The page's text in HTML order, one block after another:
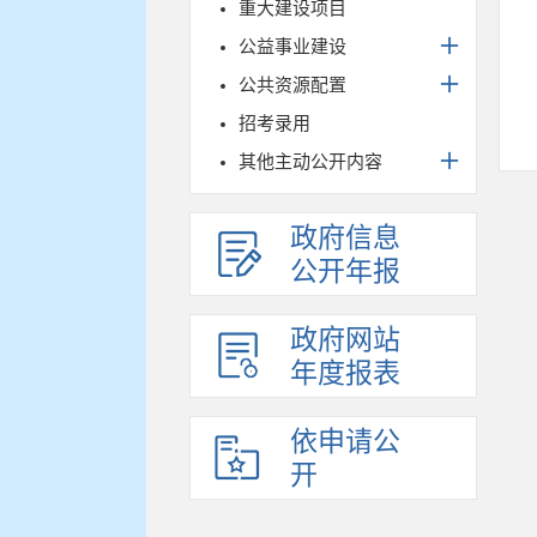
重大建设项目
公益事业建设
公共资源配置
招考录用
其他主动公开内容
政府信息
公开年报
政府网站
年度报表
依申请公
开